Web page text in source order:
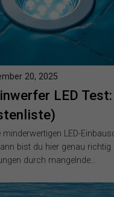
LED
20, 2025
LED-
bist du hier genau
durch mangelnde…